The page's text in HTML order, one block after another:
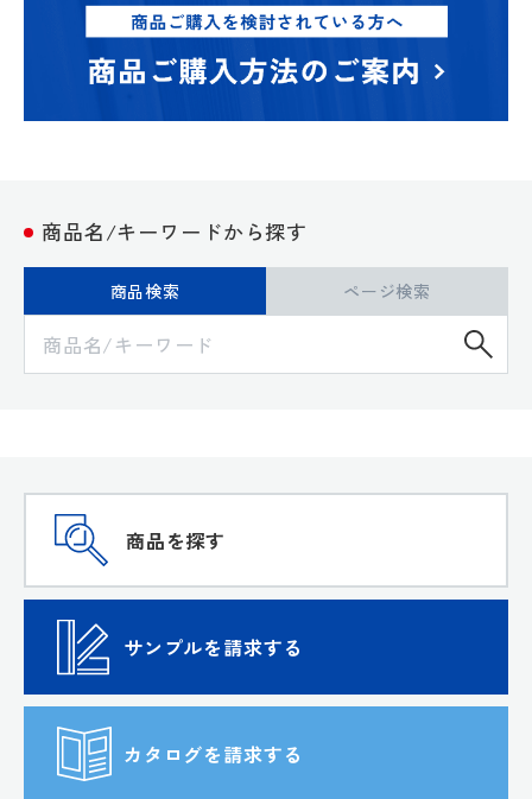
商品名/キーワードから探す
商品検索 ページ検索
商品を探す
サンプルを請求する
カタログを請求する